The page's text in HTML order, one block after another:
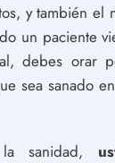
y también el
un paciente
debes orar
sea sanado
sanidad,